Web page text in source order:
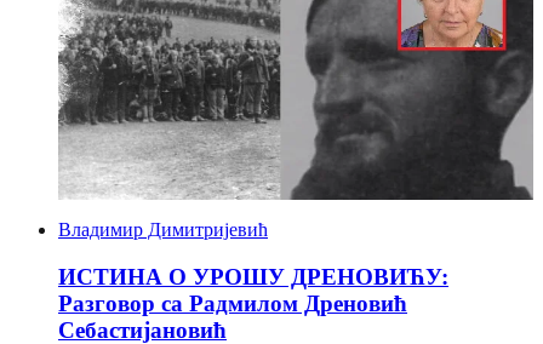
Владимир Димитријевић
ИСТИНА О УРОШУ ДРЕНОВИЋУ:
Разговор са Радмилом Дреновић
Себастијановић